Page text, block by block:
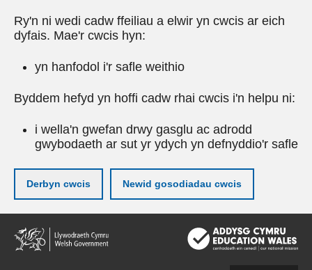
Ry'n ni wedi cadw ffeiliau a elwir yn cwcis ar eich
dyfais. Mae'r cwcis hyn:
yn hanfodol i'r safle weithio
Byddem hefyd yn hoffi cadw rhai cwcis i'n helpu ni:
i wella'n gwefan drwy gasglu ac adrodd
gwybodaeth ar sut yr ydych yn defnyddio'r safle
Derbyn cwcis Newid gosodiadau cwcis
Neidio
i'r
prif